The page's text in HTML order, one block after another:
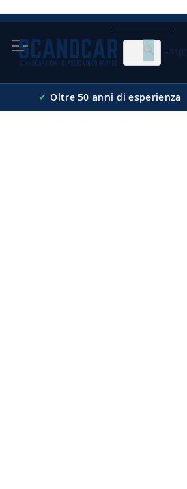
Skip
Content
Cerca
✓ Oltre 50 anni di esperienza